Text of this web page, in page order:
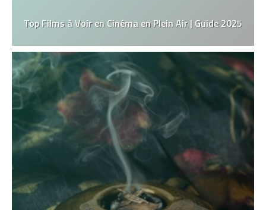
Top Films à Voir en Cinéma en Plein Air | Guide 2025